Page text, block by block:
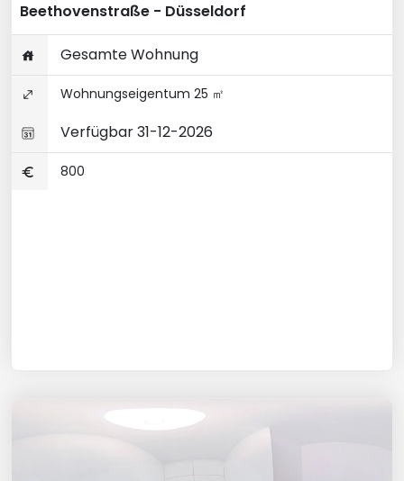
Beethovenstraße - Düsseldorf
Gesamte Wohnung
Wohnungseigentum 25 ㎡
Verfügbar 31-12-2026
800